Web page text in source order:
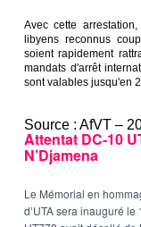
Avec cette
libyens reconnus
soient rapidement
mandats d'arrêt
sont valables jusqu'en
Source : AfVT –
Attentat DC-10
N’Djamena
Le Mémorial en
d’UTA sera inauguré